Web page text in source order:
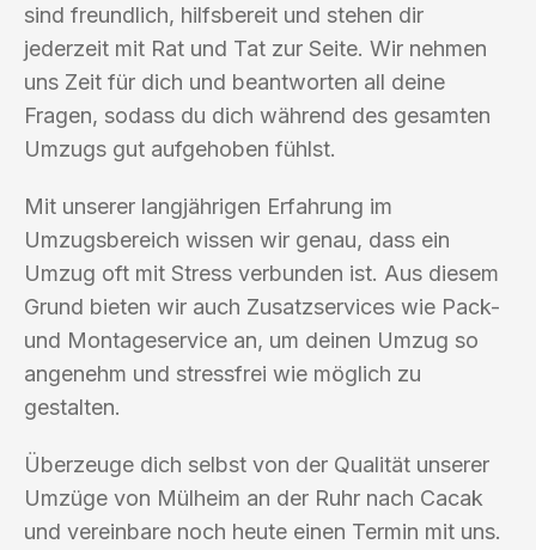
sind freundlich, hilfsbereit und stehen dir
jederzeit mit Rat und Tat zur Seite. Wir nehmen
uns Zeit für dich und beantworten all deine
Fragen, sodass du dich während des gesamten
Umzugs gut aufgehoben fühlst.
Mit unserer langjährigen Erfahrung im
Umzugsbereich wissen wir genau, dass ein
Umzug oft mit Stress verbunden ist. Aus diesem
Grund bieten wir auch Zusatzservices wie Pack-
und Montageservice an, um deinen Umzug so
angenehm und stressfrei wie möglich zu
gestalten.
Überzeuge dich selbst von der Qualität unserer
Umzüge von Mülheim an der Ruhr nach Cacak
und vereinbare noch heute einen Termin mit uns.